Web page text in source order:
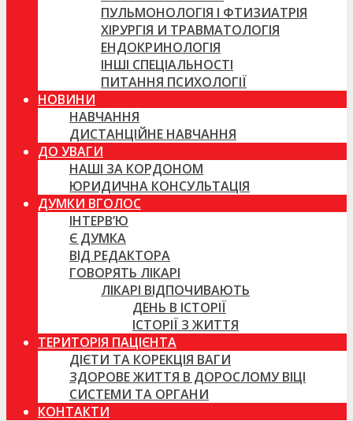
ПУЛЬМОНОЛОГІЯ І ФТИЗИАТРІЯ
ХІРУРГІЯ И ТРАВМАТОЛОГІЯ
ЕНДОКРИНОЛОГІЯ
ІНШІ СПЕЦІАЛЬНОСТІ
ПИТАННЯ ПСИХОЛОГІЇ
НОВИНИ
НАВЧАННЯ
ДИСТАНЦІЙНЕ НАВЧАННЯ
ДО УВАГИ
НАШІ ЗА КОРДОНОМ
ЮРИДИЧНА КОНСУЛЬТАЦІЯ
ДУМКИ ВГОЛОС
ІНТЕРВ’Ю
Є ДУМКА
ВІД РЕДАКТОРА
ГОВОРЯТЬ ЛІКАРІ
ЛІКАРІ ВІДПОЧИВАЮТЬ
ДЕНЬ В ІСТОРІЇ
ІСТОРІЇ З ЖИТТЯ
ТЕРИТОРІЯ ПАЦІЄНТА
ДІЄТИ ТА КОРЕКЦІЯ ВАГИ
ЗДОРОВЕ ЖИТТЯ В ДОРОСЛОМУ ВІЦІ
СИСТЕМИ ТА ОРГАНИ
КОНТАКТИ